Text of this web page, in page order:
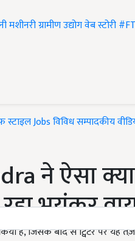
मशीनरीग्रामीण उद्योगवेब स्टोरी
स्टाइलJobsविविधसम्पादकीय
ने ऐसा
रहा भयंकर
है, जिसके बाद से ट्विटर पर यह